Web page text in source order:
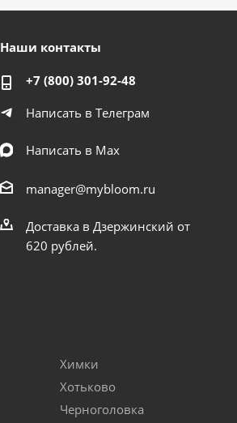
Наши контакты
+7 (800) 301-92-48
Написать в Телеграм
Написать в Мах
manager@mybloom.ru
Доставка в Дзержинский от
620 рублей.
Химки
Хотьково
Черноголовка